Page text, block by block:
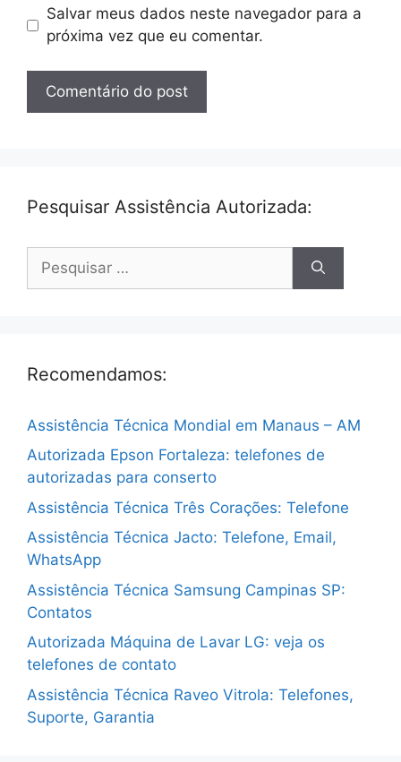
Salvar meus dados neste navegador para a
próxima vez que eu comentar.
Pesquisar Assistência Autorizada:
por:
Recomendamos:
Assistência Técnica Mondial em Manaus – AM
Autorizada Epson Fortaleza: telefones de
autorizadas para conserto
Assistência Técnica Três Corações: Telefone
Assistência Técnica Jacto: Telefone, Email,
WhatsApp
Assistência Técnica Samsung Campinas SP:
Contatos
Autorizada Máquina de Lavar LG: veja os
telefones de contato
Assistência Técnica Raveo Vitrola: Telefones,
Suporte, Garantia